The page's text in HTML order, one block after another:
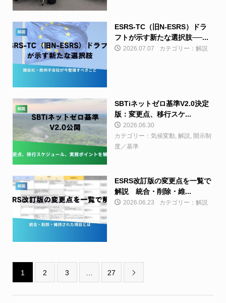
ESRS-TC（旧N-ESRS）ドラ
フトが示す新たな選択肢──...
2026.07.07 カテゴリー：解説
SBTiネットゼロ基準V2.0決定
版：変更点、移行スケ...
2026.06.30
カテゴリー：気候変動, 解説, 開示制
度／基準
ESRS改訂版の変更点を一覧で
解説 統合・削除・維...
2026.06.23 カテゴリー：解説
1 2 3 27 